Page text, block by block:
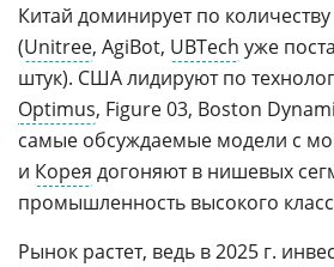
Китай доминирует по
(Unitree, AgiBot, UBTech уже
штук). США лидируют по
Optimus, Figure 03, Boston
самые обсуждаемые модели с
и Корея догоняют в нишевых
промышленность высокого
Рынок растет, ведь в 2025 г.